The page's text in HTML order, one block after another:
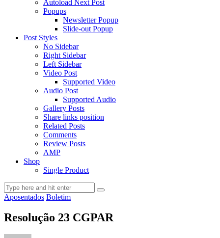
Autoload Next Post
Popups
Newsletter Popup
Slide-out Popup
Post Styles
No Sidebar
Right Sidebar
Left Sidebar
Video Post
Supported Video
Audio Post
Supported Audio
Gallery Posts
Share links position
Related Posts
Comments
Review Posts
AMP
Shop
Single Product
Aposentados Boletim
Resolução 23 CGPAR